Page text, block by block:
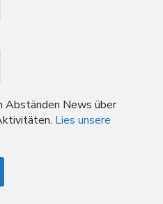
Abständen News über
Lies unsere